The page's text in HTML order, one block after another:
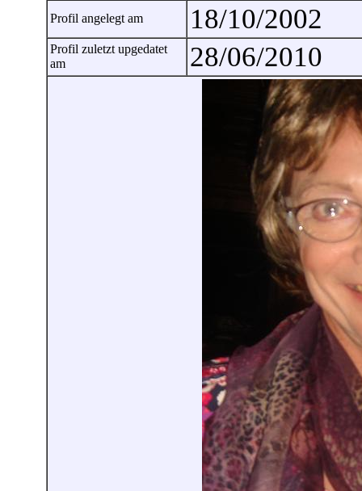
Profil angelegt am 18/10/2002
Profil zuletzt upgedatet
am
28/06/2010